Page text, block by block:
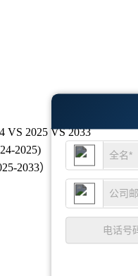
VS 2025 VS 2033
2025)
2033）